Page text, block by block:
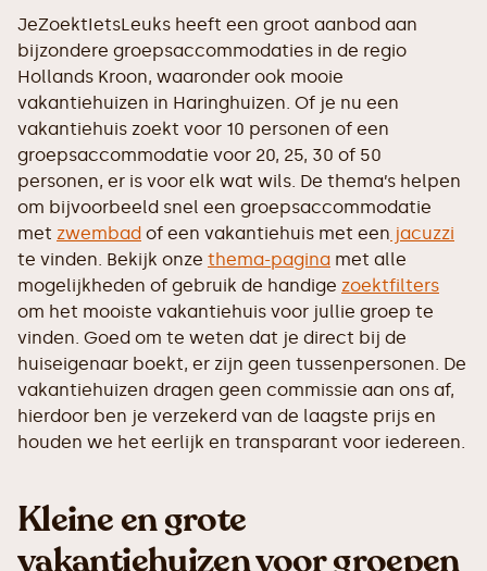
JeZoektIetsLeuks heeft een groot aanbod aan
bijzondere groepsaccommodaties in de regio
Hollands Kroon, waaronder ook mooie
vakantiehuizen in Haringhuizen. Of je nu een
vakantiehuis zoekt voor 10 personen of een
groepsaccommodatie voor 20, 25, 30 of 50
personen, er is voor elk wat wils. De thema’s helpen
om bijvoorbeeld snel een groepsaccommodatie
met zwembad of een vakantiehuis met een jacuzzi
te vinden. Bekijk onze thema-pagina met alle
mogelijkheden of gebruik de handige zoektfilters
om het mooiste vakantiehuis voor jullie groep te
vinden. Goed om te weten dat je direct bij de
huiseigenaar boekt, er zijn geen tussenpersonen. De
vakantiehuizen dragen geen commissie aan ons af,
hierdoor ben je verzekerd van de laagste prijs en
houden we het eerlijk en transparant voor iedereen.
Kleine en grote